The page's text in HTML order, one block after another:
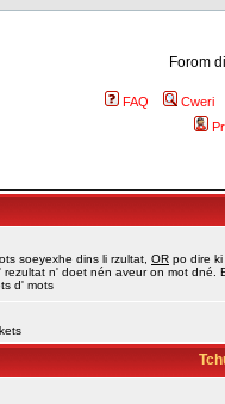
Forom
FAQ
Cweri
soeyexhe dins li rzultat, OR po dire ki
rezultat n' doet nén aveur on mot dné.
d' mots